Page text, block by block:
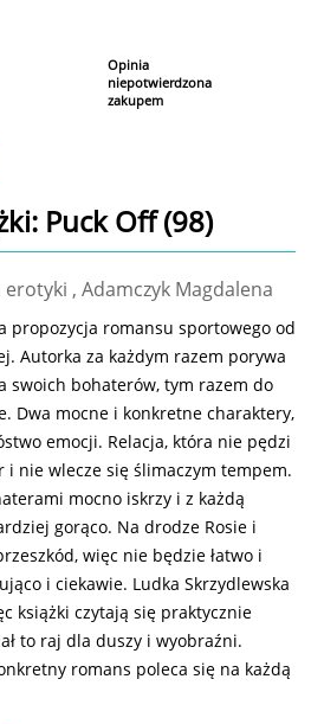
Opinia
niepotwierdzona
zakupem
: Puck Off (98)
erotyki , Adamczyk Magdalena
propozycja romansu sportowego od
Autorka za każdym razem porywa
swoich bohaterów, tym razem do
Dwa mocne i konkretne charaktery,
emocji. Relacja, która nie pędzi
nie wlecze się ślimaczym tempem.
mocno iskrzy i z każdą
gorąco. Na drodze Rosie i
więc nie będzie łatwo i
i ciekawie. Ludka Skrzydlewska
książki czytają się praktycznie
to raj dla duszy i wyobraźni.
romans poleca się na każdą